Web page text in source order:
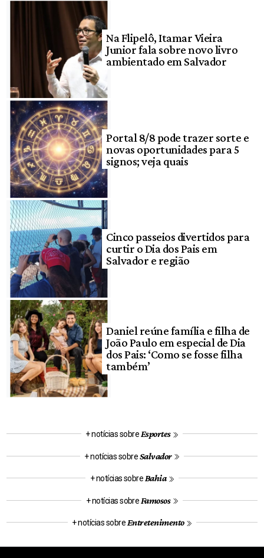
Na Flipelô, Itamar Vieira
Junior fala sobre novo livro
ambientado em Salvador
Portal 8/8 pode trazer sorte e
novas oportunidades para 5
signos; veja quais
Cinco passeios divertidos para
curtir o Dia dos Pais em
Salvador e região
Daniel reúne família e filha de
João Paulo em especial de Dia
dos Pais: ‘Como se fosse filha
também’
+ notícias sobreEsportes
+ notícias sobreSalvador
+ notícias sobreBahia
+ notícias sobre Famosos
+ notícias sobreEntretenimento